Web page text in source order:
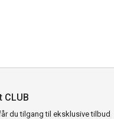
CLUB
du tilgang til eksklusive tilbud